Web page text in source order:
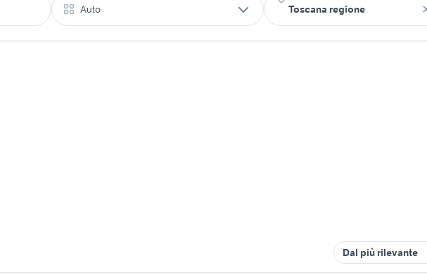
Auto
Dal più rilevante